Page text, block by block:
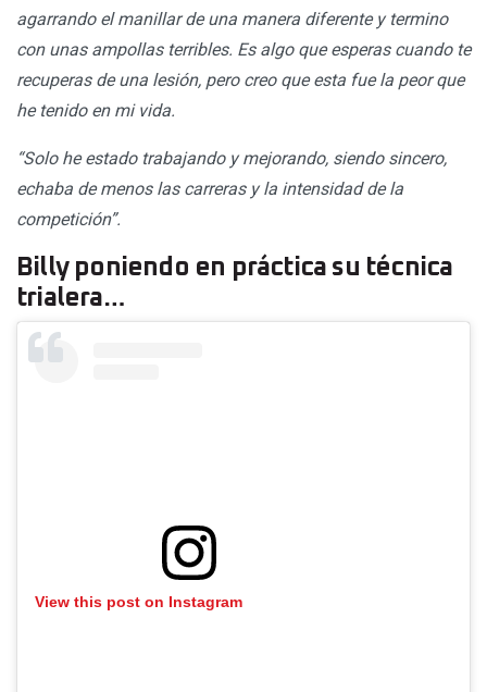
agarrando el manillar de una manera diferente y termino
con unas ampollas terribles. Es algo que esperas cuando te
recuperas de una lesión, pero creo que esta fue la peor que
he tenido en mi vida.
“Solo he estado trabajando y mejorando, siendo sincero,
echaba de menos las carreras y la intensidad de la
competición”.
Billy poniendo en práctica su técnica
trialera…
View this post on Instagram